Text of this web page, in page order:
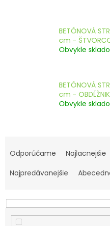
BETÓNOVÁ
cm -
Obvykle
BETÓNOVÁ
cm -
Obvykle
a
e
i
e
p
Odporúčame Najlacnejšie
Najpredávanejšie